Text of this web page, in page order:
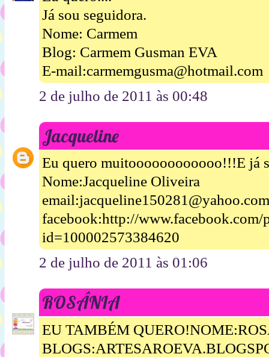
Já sou seguidora.
Nome: Carmem
Blog: Carmem Gusman EVA
E-mail:carmemgusma@hotmail.com
2 de julho de 2011 às 00:48
Jacqueline
Eu quero muitoooooooooooo!!!E já
Nome:Jacqueline Oliveira
facebook:http://www.facebook.com/
id=100002573384620
2 de julho de 2011 às 01:06
ROSÂNIA
EU TAMBÉM